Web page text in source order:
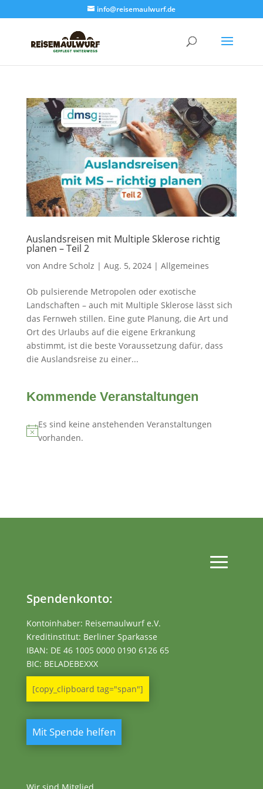
info@reisemaulwurf.de
Auslandsreisen mit Multiple Sklerose richtig
planen – Teil 2
von Andre Scholz | Aug. 5, 2024| Allgemeines
Ob pulsierende Metropolen oder exotische
Landschaften – auch mit Multiple Sklerose lässt sich
das Fernweh stillen. Eine gute Planung, die Art und
Ort des Urlaubs auf die eigene Erkrankung
abstimmt, ist die beste Voraussetzung dafür, dass
die Auslandsreise zu einer...
Kommende Veranstaltungen
Hinweis
Es sind keine anstehenden Veranstaltungen
vorhanden.
Spendenkonto:
Kontoinhaber: Reisemaulwurf e.V.
Kreditinstitut: Berliner Sparkasse
IBAN: DE 46 1005 0000 0190 6126 65
BIC: BELADEBEXXX
[copy_clipboard tag="span"]
Mit Spende helfen
Wir sind Mitglied